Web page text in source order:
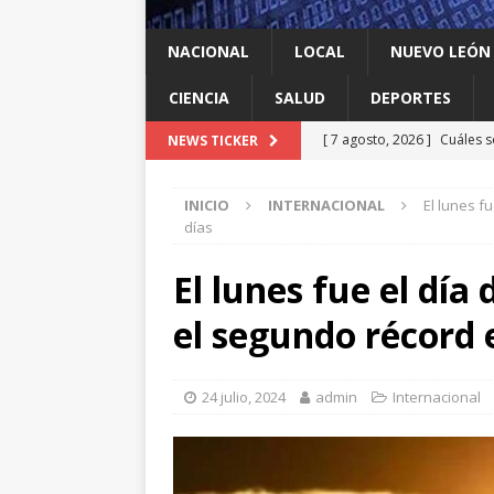
NACIONAL LOCAL NUEVO LEÓN
CIENCIA SALUD DEPORTES
NEWS TICKER [ 7 agosto, 2026 ] Cuáles
[ 7 agosto, 2026 ] México
[ 7 agosto, 2026 ]
salmonella
LOCAL
[ 7 agosto, 2026 ]
LOCAL
INICIO INTERNACIONAL
El lunes
días
El lunes fue el día
el segundo récord
24 julio, 2024 admin Internacional